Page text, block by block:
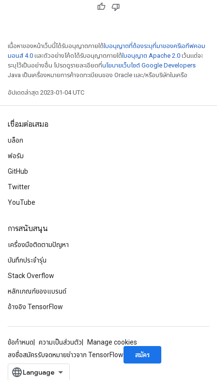
เนื้อหาของหน้าเว็บนี้ได้รับอนุญาตภายใต้ใบอนุญาตที่ต้องระบุที่มาของครีเอทีฟคอม
มอนส์ 4.0 และตัวอย่างโค้ดได้รับอนุญาตภายใต้ใบอนุญาต Apache 2.0 เว้นแต่จะ
ระบุไว้เป็นอย่างอื่น โปรดดูรายละเอียดที่นโยบายเว็บไซต์ Google Developers
Java เป็นเครื่องหมายการค้าจดทะเบียนของ Oracle และ/หรือบริษัทในเครือ
อัปเดตล่าสุด 2023-01-04 UTC
เชื่อมต่อเสมอ
บล็อก
ฟอรัม
GitHub
Twitter
YouTube
การสนับสนุน
เครื่องมือติดตามปัญหา
บันทึกประจำรุ่น
Stack Overflow
หลักเกณฑ์ของแบรนด์
อ้างอิง TensorFlow
ข้อกำหนด ความเป็นส่วนตัว
Manage cookies
ลงชื่อสมัครรับจดหมายข่าวจาก TensorFlow
สมัคร